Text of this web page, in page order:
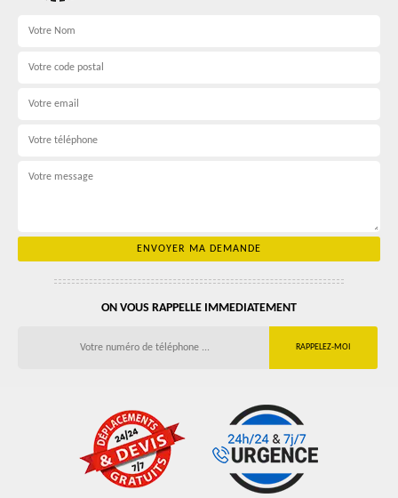
ON VOUS RAPPELLE IMMEDIATEMENT